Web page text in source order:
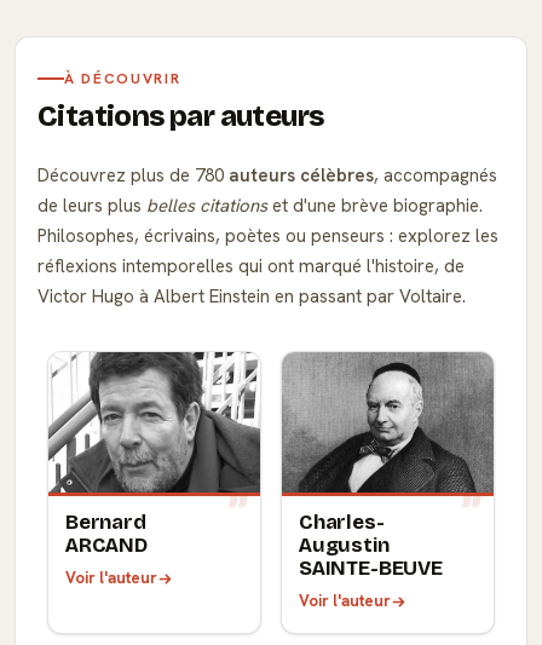
À DÉCOUVRIR
Citations par auteurs
Découvrez plus de 780 auteurs célèbres, accompagnés
de leurs plus belles citationset d'une brève biographie.
Philosophes, écrivains, poètes ou penseurs : explorez les
réflexions intemporelles qui ont marqué l'histoire, de
Victor Hugo à Albert Einstein en passant par Voltaire.
Bernard
ARCAND
Voir l'auteur
Charles-
Augustin
SAINTE-BEUVE
Voir l'auteur